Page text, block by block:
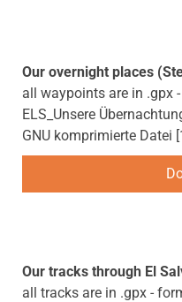
Our overnight places
all waypoints are in .gpx
ELS_Unsere
GNU komprimierte Datei
Our tracks through El
all tracks are in .gpx -